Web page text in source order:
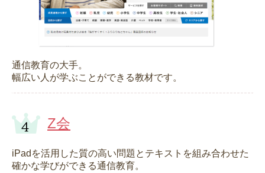
通信教育の大手。
幅広い人が学ぶことができる教材です。
Z会
iPadを活用した質の高い問題とテキストを組み合わせた
確かな学びができる通信教育。